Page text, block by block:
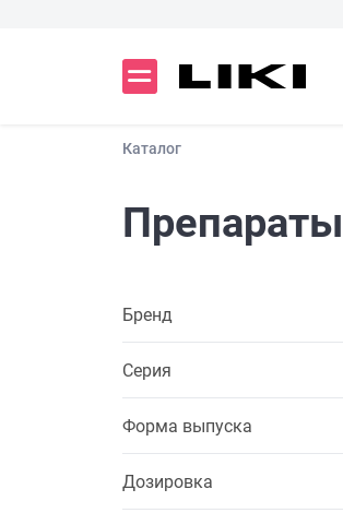
Каталог
Бренд
Серия
Форма выпуска
Дозировка